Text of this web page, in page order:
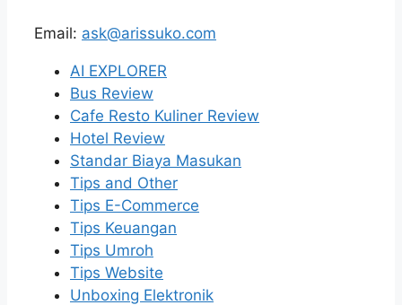
Email: ask@arissuko.com
AI EXPLORER
Bus Review
Cafe Resto Kuliner Review
Hotel Review
Standar Biaya Masukan
Tips and Other
Tips E-Commerce
Tips Keuangan
Tips Umroh
Tips Website
Unboxing Elektronik